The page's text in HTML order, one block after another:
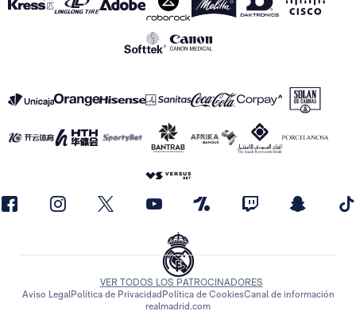
VER TODOS LOS PATROCINADORES
Aviso LegalPolítica de Privacidad Política de CookiesCanal de información
realmadrid.com